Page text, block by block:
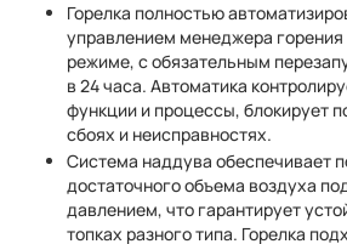
Горелка полностью
управлением менеджера
режиме, с обязательным
в 24 часа. Автоматика
функции и процессы, блокирует
сбоях и неисправностях.
Система наддува обеспечивает
достаточного объема воздуха
давлением, что гарантирует
топках разного типа. Горелка